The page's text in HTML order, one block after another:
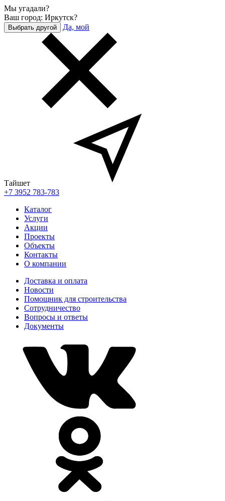
Мы угадали?
Ваш город: Иркутск?
Выбрать другой Да, мой
Тайшет
+7 3952 783-783
Каталог
Услуги
Акции
Проекты
Объекты
Контакты
О компании
Доставка и оплата
Новости
Помощник для строительства
Сотрудничество
Вопросы и ответы
Документы